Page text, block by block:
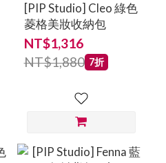
[PIP Studio] Cleo 綠色
菱格美妝收納包
NT$1,316
NT$1,880 7折